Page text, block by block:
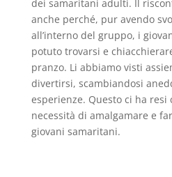
dei samaritani adulti. Il
anche perché, pur avendo
all’interno del gruppo, i
potuto trovarsi e
pranzo. Li abbiamo visti
divertirsi, scambiandosi
esperienze. Questo ci ha resi
necessità di amalgamare e
giovani samaritani.